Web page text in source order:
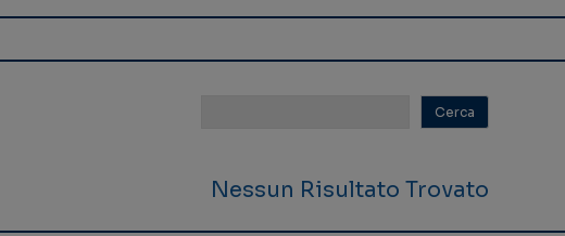
Nessun Risultato Trovato